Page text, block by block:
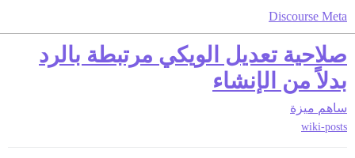
Discourse Meta
صلاحية تعديل الويكي مرتبطة بالرد
بدلاً من الإنشاء
ساهم ميزة
wiki-posts